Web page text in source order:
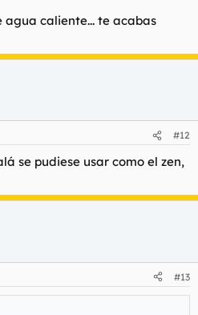
agua caliente... te acabas
#12
se pudiese usar como el zen,
#13